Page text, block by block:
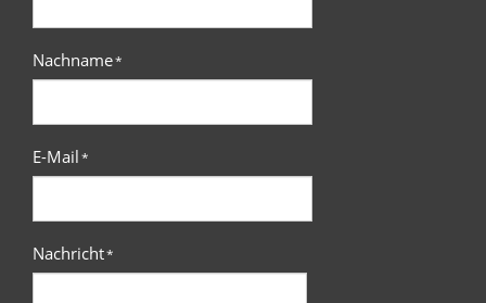
Nachname*
E-Mail*
Nachricht*